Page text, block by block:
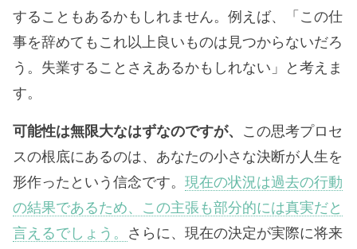
することもあるかもしれません。例えば、「この仕
事を辞めてもこれ以上良いものは見つからないだろ
う。失業することさえあるかもしれない」と考えま
す。
可能性は無限大なはずなのですが、 この思考プロセ
スの根底にあるのは、あなたの小さな決断が人生を
形作ったという信念です。 現在の状況は過去の行動
の結果であるため、この主張も部分的には真実だと
言えるでしょう。 さらに、現在の決定が実際に将来